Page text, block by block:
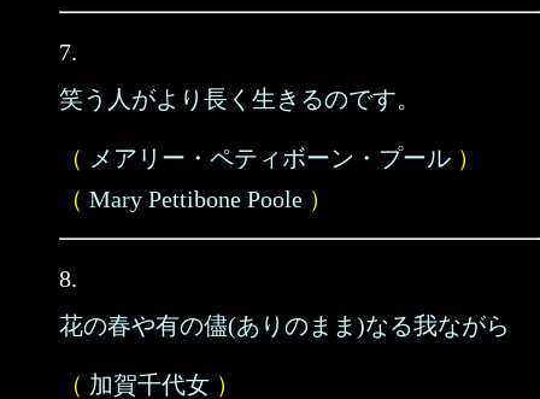
7.
笑う人がより長く生きるのです。
（ メアリー・ペティボーン・プール ）
（ Mary Pettibone Poole ）
8.
花の春や有の儘(ありのまま)なる我ながら
（ 加賀千代女 ）